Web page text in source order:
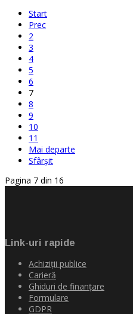
Start
Prec
2
3
4
5
6
7
8
9
10
11
Mai departe
Sfârșit
Pagina 7 din 16
Link-uri rapide
Achiziţii publice
Carieră
Ghiduri de finanţare
Formulare
GDPR